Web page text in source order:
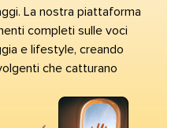
La nostra piattaforma
completi sulle voci
e lifestyle, creando
che catturano